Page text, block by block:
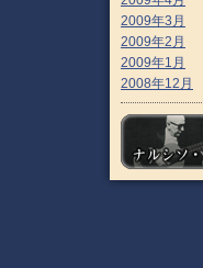
2009年3月
2009年2月
2009年1月
2008年12月